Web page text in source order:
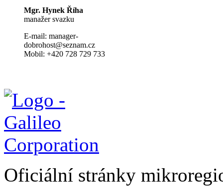
Mgr. Hynek Říha
manažer svazku
E-mail: manager-
dobrohost@seznam.cz
Mobil: +420 728 729 733
Oficiální stránky